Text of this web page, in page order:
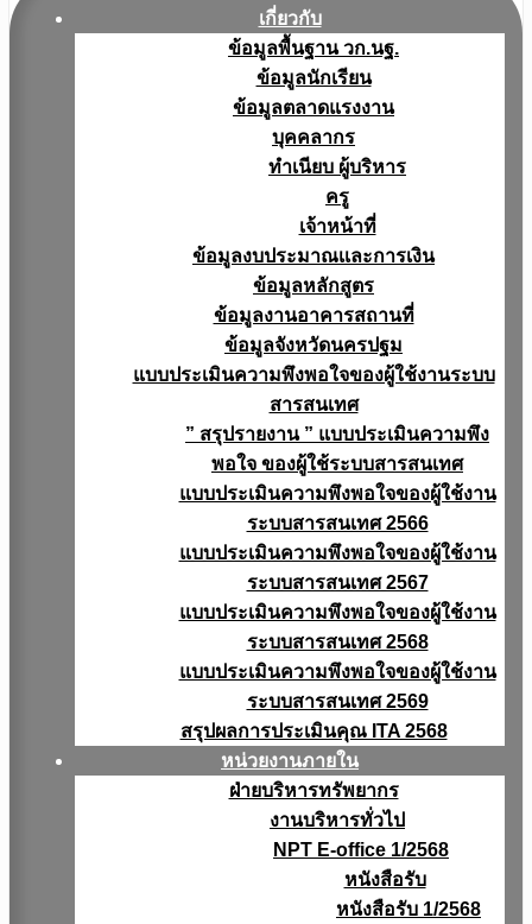
เกี่ยวกับ
ข้อมูลพื้นฐาน วก.นฐ.
ข้อมูลนักเรียน
ข้อมูลตลาดแรงงาน
บุคคลากร
ทำเนียบ ผู้บริหาร
ครู
เจ้าหน้าที่
ข้อมูลงบประมาณเเละการเงิน
ข้อมูลหลักสูตร
ข้อมูลงานอาคารสถานที่
ข้อมูลจังหวัดนครปฐม
แบบประเมินความพึงพอใจของผู้ใช้งานระบบ
สารสนเทศ
” สรุปรายงาน ” แบบประเมินความพึง
พอใจ ของผู้ใช้ระบบสารสนเทศ
แบบประเมินความพึงพอใจของผู้ใช้งาน
ระบบสารสนเทศ 2566
แบบประเมินความพึงพอใจของผู้ใช้งาน
ระบบสารสนเทศ 2567
แบบประเมินความพึงพอใจของผู้ใช้งาน
ระบบสารสนเทศ 2568
แบบประเมินความพึงพอใจของผู้ใช้งาน
ระบบสารสนเทศ 2569
สรุปผลการประเมินคุณ ITA 2568
หน่วยงานภายใน
ฝ่ายบริหารทรัพยากร
งานบริหารทั่วไป
NPT E-office 1/2568
หนังสือรับ
หนังสือรับ 1/2568